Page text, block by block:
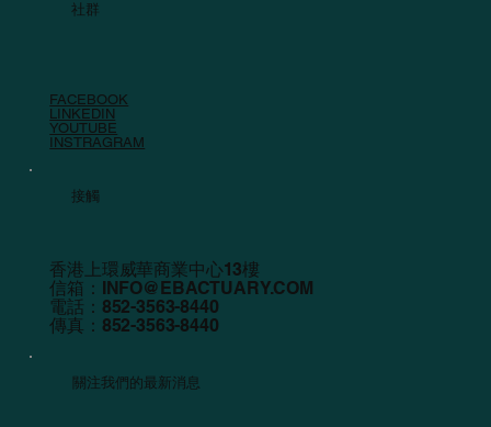
社群
FACEBOOK
LINKEDIN
YOUTUBE
INSTRAGRAM
接觸
香港上環威華商業中心13樓
信箱： INFO@EBACTUARY.COM
電話：852-3563-8440
傳真：852-3563-8440
關注我們的最新消息